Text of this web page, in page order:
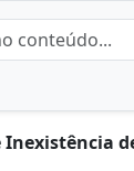
Inexistência